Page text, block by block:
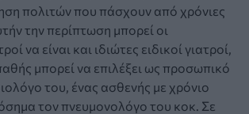
πολιτών που πάσχουν από χρόνιες
την περίπτωση μπορεί οι
να είναι και ιδιώτες ειδικοί γιατροί,
μπορεί να επιλέξει ως προσωπικό
του, ένας ασθενής με χρόνιο
τον πνευμονολόγο του κοκ. Σε